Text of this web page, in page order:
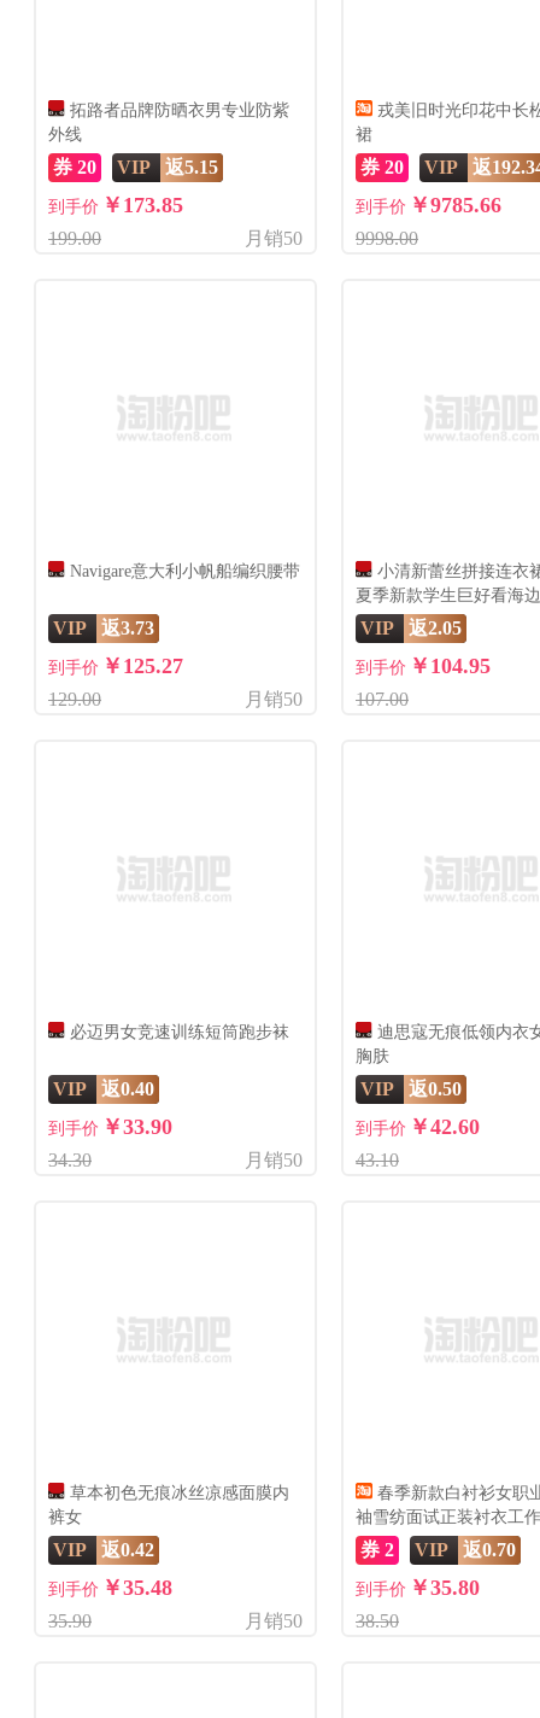
拓路者品牌防晒衣男专业防紫
外线
券 20 VIP 返5.15
到手价 ￥173.85
199.00 月销50
戎美旧时光印花中长
裙
券 20 VIP 返
到手价 ￥9785.66
9998.00
Navigare意大利小帆船编织腰带
VIP 返3.73
到手价 ￥125.27
129.00 月销50
小清新蕾丝拼接连衣
夏季新款学生巨好看海
裙子
VIP 返2.05
到手价 ￥104.95
107.00
必迈男女竞速训练短筒跑步袜
VIP 返0.40
到手价 ￥33.90
34.30 月销50
迪思寇无痕低领内衣
胸肤
VIP 返0.50
到手价 ￥42.60
43.10
草本初色无痕冰丝凉感面膜内
裤女
VIP 返0.42
到手价 ￥35.48
35.90 月销50
春季新款白衬衫女职
袖雪纺面试正装衬衣工
衣夏
券 2 VIP 返0.70
到手价 ￥35.80
38.50